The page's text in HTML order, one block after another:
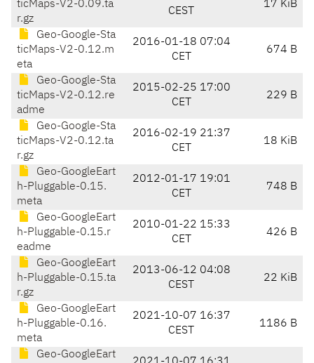
ticMaps-V2-0.09.ta
r.gz
CEST
17 KiB
Geo-Google-Sta
ticMaps-V2-0.12.m
eta
2016-01-18 07:04
CET
674 B
Geo-Google-Sta
ticMaps-V2-0.12.re
adme
2015-02-25 17:00
CET
229 B
Geo-Google-Sta
ticMaps-V2-0.12.ta
r.gz
2016-02-19 21:37
CET
18 KiB
Geo-GoogleEart
h-Pluggable-0.15.
meta
2012-01-17 19:01
CET
748 B
Geo-GoogleEart
h-Pluggable-0.15.r
eadme
2010-01-22 15:33
CET
426 B
Geo-GoogleEart
h-Pluggable-0.15.ta
r.gz
2013-06-12 04:08
CEST
22 KiB
Geo-GoogleEart
h-Pluggable-0.16.
meta
2021-10-07 16:37
CEST
1186 B
Geo-GoogleEart